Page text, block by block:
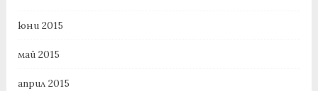
юни 2015
май 2015
април 2015